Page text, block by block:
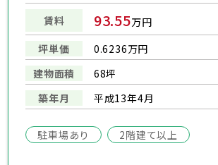
賃料
93.55万円
坪単価
0.6236万円
建物面積
68坪
築年月
平成13年4月
駐車場あり 2階建て以上